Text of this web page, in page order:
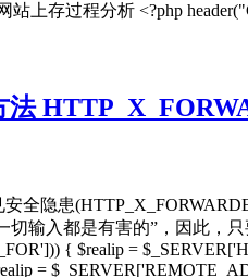
上存过程分析 <?php
全隐患
输入都是有害的”，因此，
{ $realip =
=